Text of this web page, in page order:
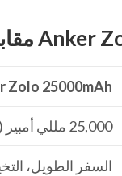
Zolo 25000mAh
25,000 مللي أمبير (ضخمة)
السفر الطويل،